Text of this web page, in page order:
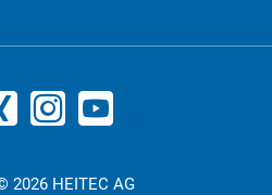
2026 HEITEC AG